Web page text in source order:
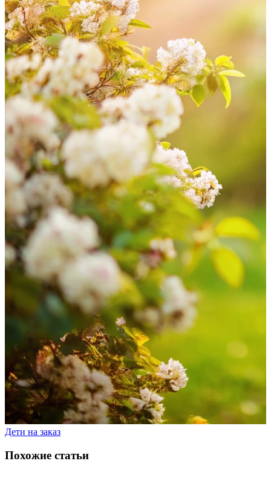
Дети на заказ
Похожие статьи